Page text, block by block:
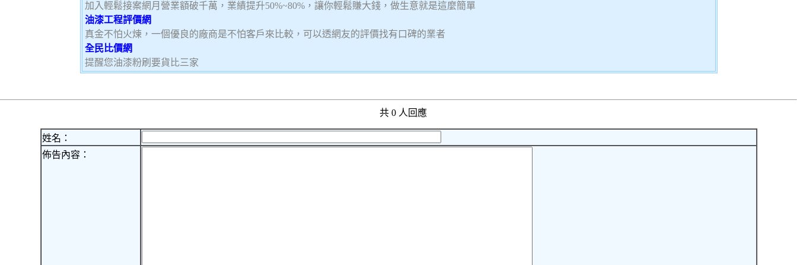
加入輕鬆接案網月營業額破千萬，業績提升50%~80%，讓你輕鬆賺大錢，做生意就是這麼簡單
油漆工程評價網
真金不怕火煉，一個優良的廠商是不怕客戶來比較，可以透網友的評價找有口碑的業者
全民比價網
提醒您油漆粉刷要貨比三家
共 0 人回應
姓名：
佈告內容：